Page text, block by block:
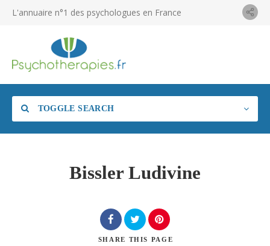
L'annuaire n°1 des psychologues en France
TOGGLE SEARCH
Bissler Ludivine
SHARE THIS PAGE